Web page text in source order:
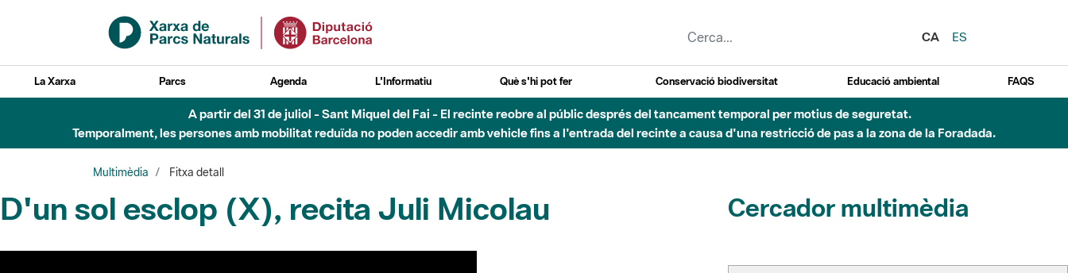
Salta al contingut principal
CA
ES
La Xarxa Parcs Agenda L'Informatiu Què s'hi pot fer Conservació biodiversitat Educació ambiental FAQS
A partir del 31 de juliol - Sant Miquel del Fai - El recinte reobre al públic després del tancament temporal per motius de seguretat.
Temporalment, les persones amb mobilitat reduïda no poden accedir amb vehicle fins a l'entrada del recinte a causa d'una restricció de pas a la zona de la Foradada.
Multimèdia Fitxa detall
D'un sol esclop (X), recita Juli Micolau Cercador multimèdia